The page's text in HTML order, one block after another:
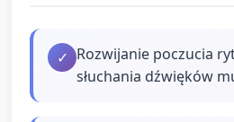
✓ Rozwijanie poczucia
słuchania dźwięków